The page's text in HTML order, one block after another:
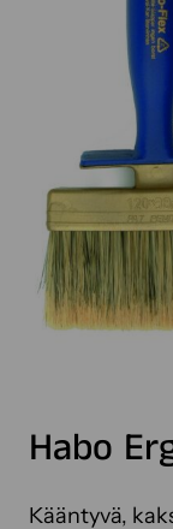
Habo
Kääntyvä,